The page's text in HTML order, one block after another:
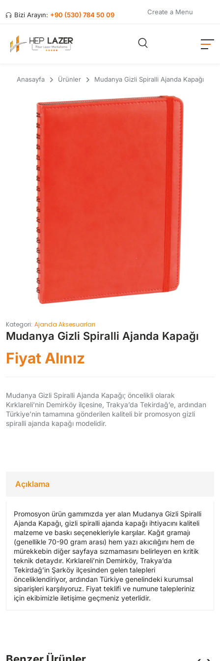
Bizi Arayın: +90 (530) 784 50 09 Create a Menu
Anasayfa Ürünler Mudanya Gizli Spiralli Ajanda Kapağı
Kategori: Ajanda Aksesuarları
Mudanya Gizli Spiralli Ajanda Kapağı
Fiyat Alınız
Mudanya Gizli Spiralli Ajanda Kapağı; öncelikli olarak
Kırklareli’nin Demirköy ilçesine, Trakya’da Tekirdağ’e, ardından
Türkiye’nin tamamına gönderilen kaliteli bir promosyon gizli
spiralli ajanda kapağı modelidir.
Açıklama
Promosyon ürün gamımızda yer alan Mudanya Gizli Spiralli
Ajanda Kapağı, gizli spiralli ajanda kapağı ihtiyacını kaliteli
malzeme ve baskı seçenekleriyle karşılar. Kağıt gramajı
(genellikle 70-90 gram arası) hem yazı akıcılığını hem de
mürekkebin diğer sayfaya sızmamasını belirleyen en kritik
teknik detaydır. Kırklareli’nin Demirköy, Trakya’da
Tekirdağ’in Şarköy ilçesinden gelen talepleri
önceliklendiriyor, ardından Türkiye genelindeki kurumsal
siparişleri karşılıyoruz. Fiyat teklifi ve numune talepleriniz
için ekibimizle iletişime geçmeniz yeterlidir.